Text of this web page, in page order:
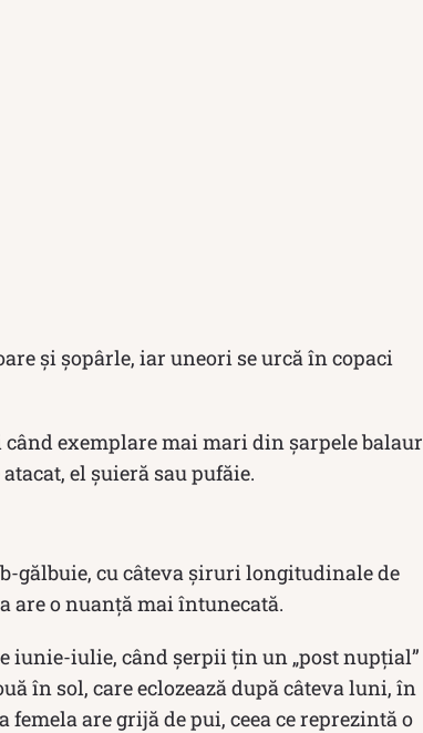
și șopârle, iar uneori se urcă în copaci
exemplare mai mari din șarpele balaur
el şuieră sau pufăie.
gălbuie, cu câteva şiruri longitudinale de
are o nuanță mai întunecată.
iunie-iulie, când şerpii ţin un „post nupţial”
în sol, care eclozează după câteva luni, în
are grijă de pui, ceea ce reprezintă o